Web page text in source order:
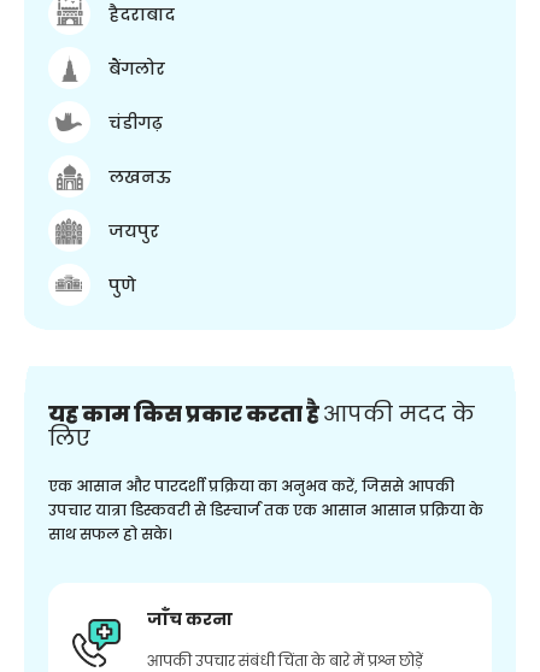
हैदराबाद
बैंगलोर
चंडीगढ़
लखनऊ
जयपुर
पुणे
यह काम किस प्रकार करता हैआपकी मदद के
लिए
एक आसान और पारदर्शी प्रक्रिया का अनुभव करें, जिससे आपकी
उपचार यात्रा डिस्कवरी से डिस्चार्ज तक एक आसान आसान प्रक्रिया के
साथ सफल हो सके।
जाँच करना
आपकी उपचार संबंधी चिंता के बारे में प्रश्न छोड़ें